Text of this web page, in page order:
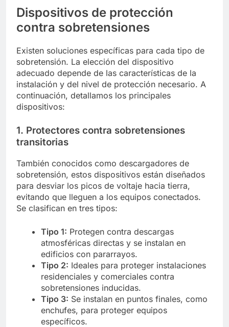
Dispositivos de protección
contra sobretensiones
Existen soluciones específicas para cada tipo de
sobretensión. La elección del dispositivo
adecuado depende de las características de la
instalación y del nivel de protección necesario. A
continuación, detallamos los principales
dispositivos:
1. Protectores contra sobretensiones
transitorias
También conocidos como descargadores de
sobretensión, estos dispositivos están diseñados
para desviar los picos de voltaje hacia tierra,
evitando que lleguen a los equipos conectados.
Se clasifican en tres tipos:
Tipo 1: Protegen contra descargas
atmosféricas directas y se instalan en
edificios con pararrayos.
Tipo 2: Ideales para proteger instalaciones
residenciales y comerciales contra
sobretensiones inducidas.
Tipo 3: Se instalan en puntos finales, como
enchufes, para proteger equipos
específicos.